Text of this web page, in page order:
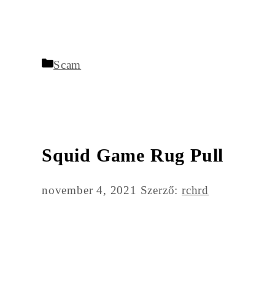
Kategória
Scam
Squid Game Rug Pull
november 4, 2021 Szerző:rchrd